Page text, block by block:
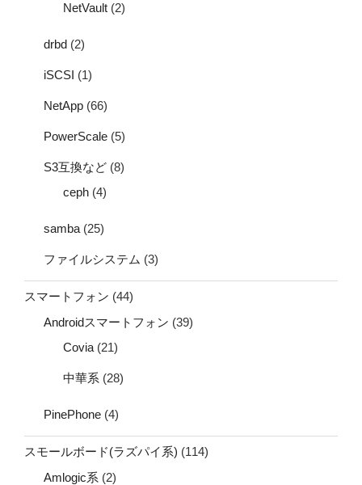
NetVault (2)
drbd (2)
iSCSI (1)
NetApp (66)
PowerScale (5)
S3互換など (8)
ceph (4)
samba (25)
ファイルシステム (3)
スマートフォン (44)
Androidスマートフォン (39)
Covia (21)
中華系 (28)
PinePhone (4)
スモールボード(ラズパイ系) (114)
Amlogic系 (2)